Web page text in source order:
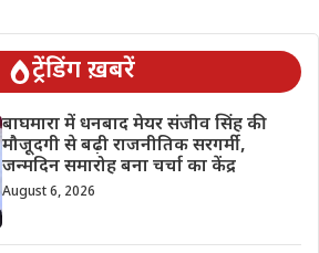
ट्रेंडिंग ख़बरें
बाघमारा में धनबाद मेयर संजीव सिंह की
मौजूदगी से बढ़ी राजनीतिक सरगर्मी,
जन्मदिन समारोह बना चर्चा का केंद्र
August 6, 2026